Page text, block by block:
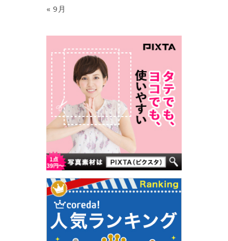
« 9月